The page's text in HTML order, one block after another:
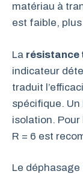
matériau à
est faible,
La résistance
indicateur
traduit
spécifique.
isolation.
R = 6 est
Le